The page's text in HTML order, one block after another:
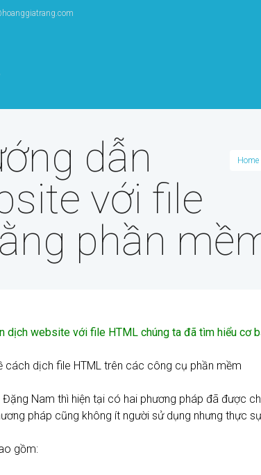
Home
dẫn
với file
phần
dịch website với file HTML chúng ta đã tìm hiểu cơ
cách dịch file HTML trên các công cụ phần mềm
Nam thì hiện tại có hai phương pháp đã được
pháp cũng không ít người sử dụng nhưng thực
gồm: